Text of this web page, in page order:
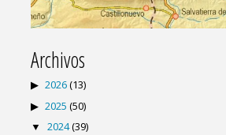
Archivos
2026(13)
2025 (50)
2024(39)